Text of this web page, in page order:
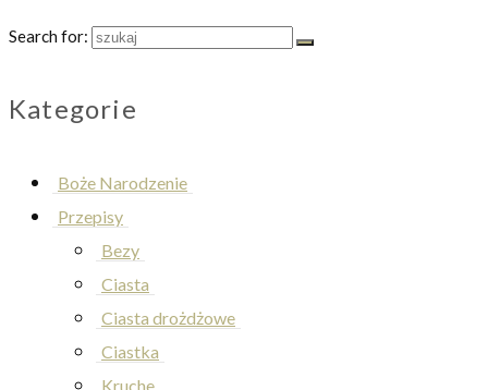
Search for:
Kategorie
Boże Narodzenie
Przepisy
Bezy
Ciasta
Ciasta drożdżowe
Ciastka
Kruche